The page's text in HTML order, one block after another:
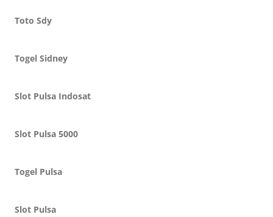
Toto Sdy
Togel Sidney
Slot Pulsa Indosat
Slot Pulsa 5000
Togel Pulsa
Slot Pulsa